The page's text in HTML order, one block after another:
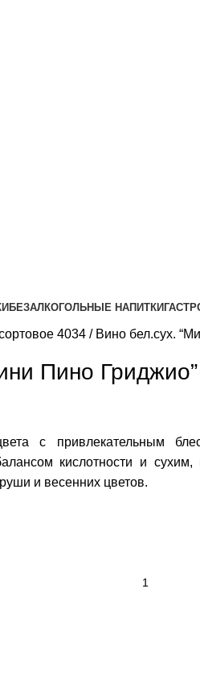
БЕЗАЛКОГОЛЬНЫЕ НАПИТКИ
4034 Вино бел.сух.
Пино
с привлекательным
кислотности и
и весенних цветов.